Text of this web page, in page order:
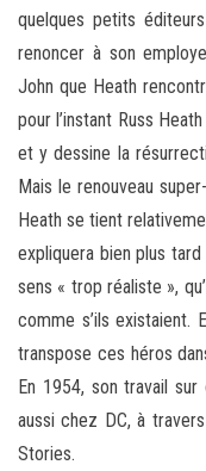
quelques petits
renoncer à son
John que Heath
pour l’instant Russ
et y dessine la
Mais le renouveau
Heath se tient
expliquera bien plus
sens « trop réaliste »,
comme s’ils existaient.
transpose ces héros
En 1954, son travail
aussi chez DC, à
Stories.